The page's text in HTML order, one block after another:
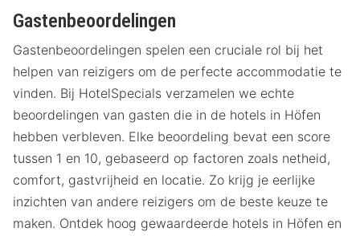
Gastenbeoordelingen
Gastenbeoordelingen spelen een cruciale rol bij het
helpen van reizigers om de perfecte accommodatie te
vinden. Bij HotelSpecials verzamelen we echte
beoordelingen van gasten die in de hotels in Höfen
hebben verbleven. Elke beoordeling bevat een score
tussen 1 en 10, gebaseerd op factoren zoals netheid,
comfort, gastvrijheid en locatie. Zo krijg je eerlijke
inzichten van andere reizigers om de beste keuze te
maken. Ontdek hoog gewaardeerde hotels in Höfen en